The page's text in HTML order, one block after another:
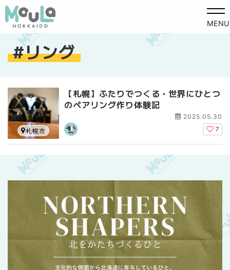
MENU
リング
【札幌】ふたりでつくる・世界にひとつ
のペアリング作り体験記
2025.05.30
7
札幌市